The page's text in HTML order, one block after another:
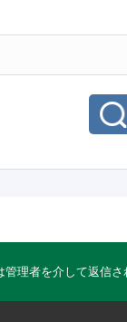
理者を介して返信さ